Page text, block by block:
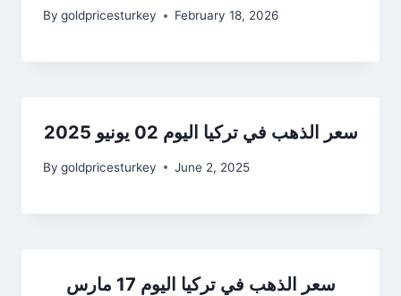
By goldpricesturkey February 18, 2026
سعر الذهب في تركيا اليوم 02 يونيو 2025
By goldpricesturkey June 2, 2025
سعر الذهب في تركيا اليوم 17 مارس